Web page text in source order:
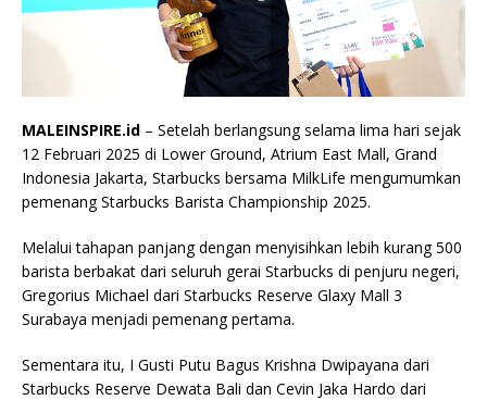
MALEINSPIRE.id – Setelah berlangsung selama lima hari sejak
12 Februari 2025 di Lower Ground, Atrium East Mall, Grand
Indonesia Jakarta, Starbucks bersama MilkLife mengumumkan
pemenang Starbucks Barista Championship 2025.
Melalui tahapan panjang dengan menyisihkan lebih kurang 500
barista berbakat dari seluruh gerai Starbucks di penjuru negeri,
Gregorius Michael dari Starbucks Reserve Glaxy Mall 3
Surabaya menjadi pemenang pertama.
Sementara itu, I Gusti Putu Bagus Krishna Dwipayana dari
Starbucks Reserve Dewata Bali dan Cevin Jaka Hardo dari